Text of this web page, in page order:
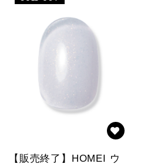
【販売終了】HOMEI ウ